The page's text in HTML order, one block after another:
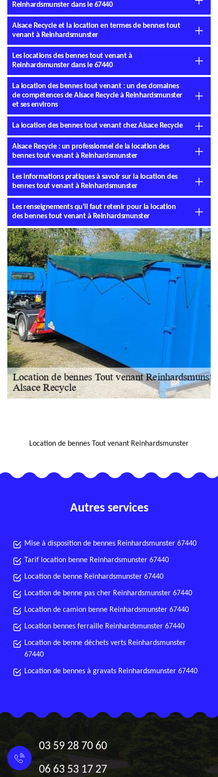
Reinhardsmunster dans le 67440
Alsace Recycle et la location en termes de bennes tout
venant à Reinhardsmunster
Les locations des bennes tout venant à
Reinhardsmunster dans le 67440
La location des bennes tout venant : un des domaines
de compétences de Alsace Recycle à Reinhardsmunster
et ses environs
La location des bennes tout venant chez Alsace Recycle
Alsace Recycle : un professionnel de la location des
bennes tout venant à Reinhardsmunster
Les informations pratiques à savoir sur la location des
bennes tout venant à Reinhardsmunster
Les renseignements qu'il faut retenir pour la location
des bennes tout venant à Reinhardsmunster
Location de bennes Tout venant Reinhardsmunster
Autres services
Mise à disposition de bennes Reinhardsmunster 67440
Tarif location benne Reinhardsmunster 67440
Location de benne Reinhardsmunster 67440
Location de benne pas cher Reinhardsmunster 67440
Location de camion benne Reinhardsmunster 67440
Location bennes ferraille Reinhardsmunster 67440
Location de benne déchets verts Reinhardsmunster
67440
Location de bennes à gravats Reinhardsmunster 67440
03 59 28 70 60
06 63 53 17 27